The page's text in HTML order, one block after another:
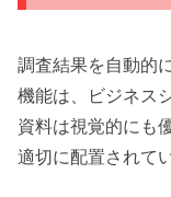
調査結果を自動的
機能は、ビジネス
資料は視覚的にも
適切に配置されて